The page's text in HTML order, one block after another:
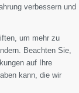
verbessern und
um mehr zu
Beachten Sie,
auf Ihre
kann, die wir